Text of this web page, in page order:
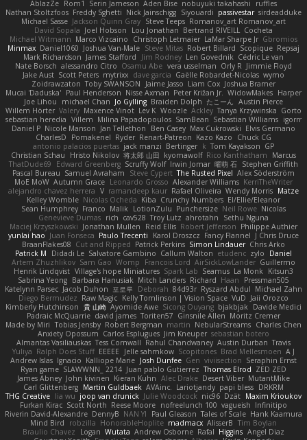
AblazZe Rom1 Serin Jameson Aden Bise nobuyuki takahashi
ruffles
Nathan Stoltzfoos Freddy Sghetti Nick Jainschigg Siyouardi passivestar sirdeadduke
Michael Sasse Jackson Quinn Gray Steve Teeps Romanov_art Romanov_art
David Sopala Joel Hobson Lou Jonathan Bertrand RIVEILL Cocheta
Michael Witmann Marco Vizcaino Christoph Letmaier LaMar Sharpe Jr Gbromios
Minmax Daniel1060 Joshua Van-Male Steve Mitas Robert Billard Scopique Repsaj
Mark Richardson James Stafford Jim Rodney Len Govednik Cédric Le van
Nate Borsch alessandro Citro Osamu Abe vera usselman Orly R Jimmie Floyd
Jake Aust Scott Peters mytrixx dave garcia Gaëlle Robardet-Nicolas wymo
Zoidrawzaton Toby SWANSON Jaime Jasso Liam Cox Joshua Bramer
Mucai 'Daduska' Paul Henderson Nisse Axman Peter Križan Jr. WidowMakes Harper
Joe Lihou
michael Chan Jo Gylling Braiden Dolph たこーん Austin Pierce
Willem Hörter Valery Maxence Vinot Lev K Woozle Ackley Tanya Krzywinska Gorto
sebastian heredia Villem Milina Papadopoulos SamBean Sebastian Williams igorrr
Daniel P Nicole Manson Jan Tellethon Ben Casey Max Cukrowski Elvis Germano
CharlesD
Pomakenel Ryder Renart-Patreon Kazo Kazo
Chuck CG
antonio palacios puertas jack manzi Bertinger k Tom Kayakson GP
Christian Schau
Hristo Nikolov 将太郎 山田 kyomawolf Rico Kanthatham
Marcus
ThatDude69
Edward Greenberg Scruffy Wolf Irwin Jomar 曜萌 石 Stephen Griffith
Pascal Bureau Samuel Avraham Steve Cypert The Rusted Pixel Alex Söderström
MoE MoW Autumn Grace Leonardo Grosso Alexander Williams KerriTheWriter
alejandro chavez herrera V ramandeep kaur Rafael Oliveira Wendy Morris Matze
Kelley Womble Nicolas Ocheda Kiba Crunchy Numbers El/Ellie/Eleanor
Sean Humphrey Franco Malik LotionZulu Punchersize Neil Rowe Nicolas
Genevieve Dumas rich cav528 Troy Lutz ahrotahn
Sethu Nguna
Maciej Krzyszkowski Jonathan Mullen Reid Ellis Robert Jefferson Philippe Authier
yunlai hao Juan Fonseca Paulo Trecenti Karol Droszcz Fancy Flannel J Chris Druce
BraanFlakes08 Cut and Ripped Patrick Perkins Simon Lindauer Chris Arko
Patrick M
Didadi Le Salvatore Gambino Callum Walton etudenc zylo
Daniel
Artem Zhuzhlikov Sam Gao Womp Francois Lord AirSickLowLander Guillermo
Henrik Lindqvist Village's hope Miniatures Spark Lab Seamus La Monk Kitsun3
Sabrina Yeong Barbara Hanusiak Mitch Landers Richard Haan
Pressman505
Katelynn Parsec Jacob Duhon 포로루 Deborah 84d93r Ryszard Abdul Michael Zahn
Diego Bermudez Raw Magic Kelly Tomlinson | Vision Space VuD Jaii Orozco
Kimberly Hutchinson 貴 山崎 Ayomide Awe Sicong Ouyang bjakbjak Davide Medici
Padraic McQuarrie david james Toriten57 Ginsnile Allen Moritz Cremer
Made by Miri Tobias Jensby Robert Bergman martin NebularStreams Charles Chen
Anxiety Opossum Carlos Esplugues Jim Kneuper sebastian botero
Almantas Vasiliauskas Tess Cornwall Rahul Chandwaney Austin Durban Travis
Yuliya Ralph Does Stuff EEEEE Jelle sahmkow Scopitones Brad Mellesmoen A J
Andrew Islas Ignacio Kalliope Marie Josh Dunfee Gen viviisection Seraphin Ernst
Ryan game SLAWWNN_ 2214 Juan pablo Gutierrez Thomas Elrod ZED ZED
James Abney John kivinen Kieran Kuhn Alec Drake Desert Viber MutantMike
Carl Glittenberg Martin Guldbaek AVAinc. Lariotjandy papi bless DRKRM
THG Creative lia wu joop van drunick Julie Woodcock nic96 Dzät Maxim Krioukov
Furkan Kirac Scott North Reese Moore nofreelunch 100 vagueish Infinitipo
Riverin David-Alexandre DennyB NAN YI Paul Gleason Tales of Scale Hank Kaamura
Mind Bird
robzilla HonorableHoplite madmacx AlisserB Tim Boylan
Braulio Chavez
Logan Wutata Andrew Osborne Rafal Higgins Angel Diaz